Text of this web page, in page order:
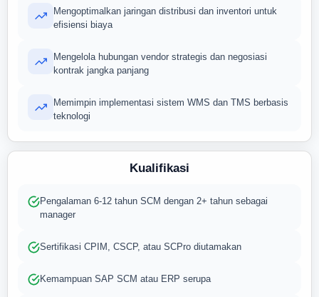
Mengoptimalkan jaringan distribusi dan inventori untuk
efisiensi biaya
Mengelola hubungan vendor strategis dan negosiasi
kontrak jangka panjang
Memimpin implementasi sistem WMS dan TMS berbasis
teknologi
Kualifikasi
Pengalaman 6-12 tahun SCM dengan 2+ tahun sebagai
manager
Sertifikasi CPIM, CSCP, atau SCPro diutamakan
Kemampuan SAP SCM atau ERP serupa